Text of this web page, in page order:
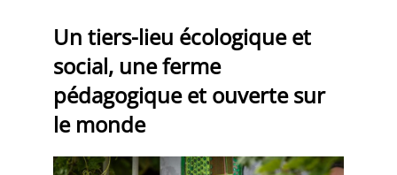
Un tiers-lieu écologique et
social, une ferme
pédagogiqueet ouverte sur
le monde